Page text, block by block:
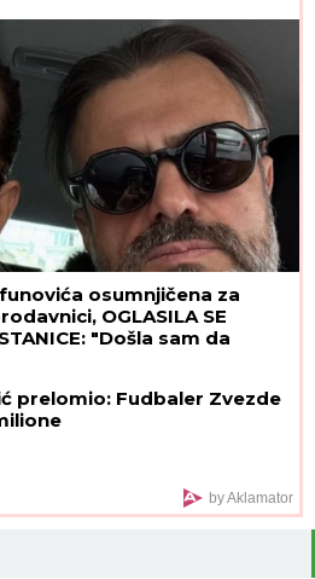
osumnjičena za
OGLASILA SE
"Došla sam da
prelomio: Fudbaler Zvezde
by Aklamator